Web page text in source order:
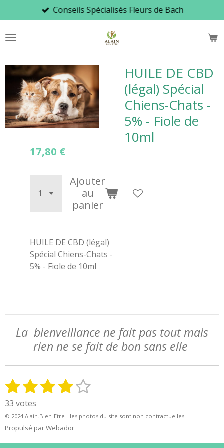
au
contenu
Conseils Spécialisés Fleurs de Bach
HUILE DE CBD
(légal) Spécial
Chiens-Chats -
5% - Fiole de
10ml
17,80 €
Ajouter
au
panier
HUILE DE CBD (légal)
Spécial Chiens-Chats -
5% - Fiole de 10ml
La bienveillance ne fait pas tout mais
rien ne se fait de bon sans elle
É
v
a
l
u
a
1
é
t
o
2
é
t
o
3
t
o
4
t
o
5
t
E
o
33 votes
© 2024 Alain.Bien-Etre - les photos du site sont non contractuelles
Propulsé parWebador